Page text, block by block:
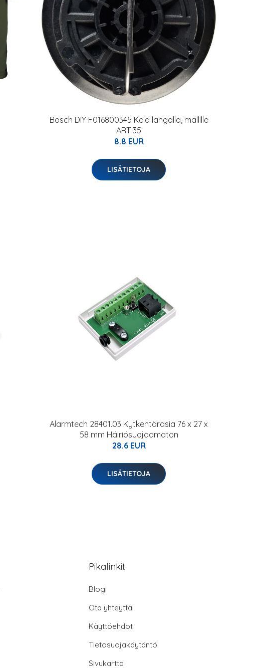
Bosch DIY F016800345 Kela langalla, mallille
ART 35
8.8 EUR
LISÄTIETOJA
Alarmtech 28401.03 Kytkentärasia 76 x 27 x
58 mm Häiriösuojaamaton
28.6 EUR
LISÄTIETOJA
Pikalinkit
Blogi
Ota yhteyttä
Käyttöehdot
Tietosuojakäytäntö
Sivukartta